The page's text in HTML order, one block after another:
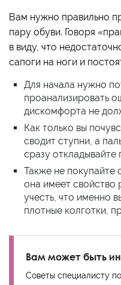
Вам нужно правильно
пару обуви. Говоря
в виду, что
сапоги на ноги и
Для начала нужно
проанализировать
дискомфорта не
Как только вы
сводит ступни, а
сразу откладывайте
Также не
она имеет свойство
учесть, что именно
плотные колготки,
Вам может быть
Советы специалисту